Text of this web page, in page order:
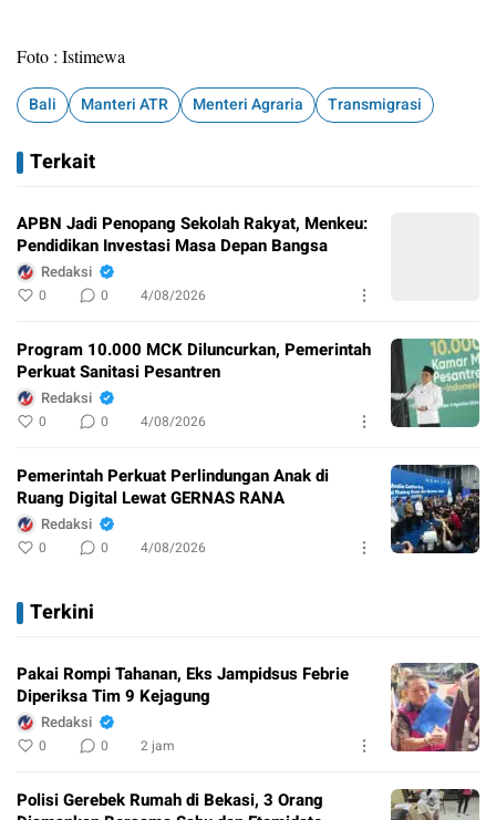
Foto : Istimewa
Bali Manteri ATR Menteri Agraria Transmigrasi
Terkait
APBN Jadi Penopang Sekolah Rakyat, Menkeu:
Pendidikan Investasi Masa Depan Bangsa
Redaksi
0 0 4/08/2026
Program 10.000 MCK Diluncurkan, Pemerintah
Perkuat Sanitasi Pesantren
Redaksi
0 0 4/08/2026
Pemerintah Perkuat Perlindungan Anak di
Ruang Digital Lewat GERNAS RANA
Redaksi
0 0 4/08/2026
Terkini
Pakai Rompi Tahanan, Eks Jampidsus Febrie
Diperiksa Tim 9 Kejagung
Redaksi
0 0 2 jam
Polisi Gerebek Rumah di Bekasi, 3 Orang